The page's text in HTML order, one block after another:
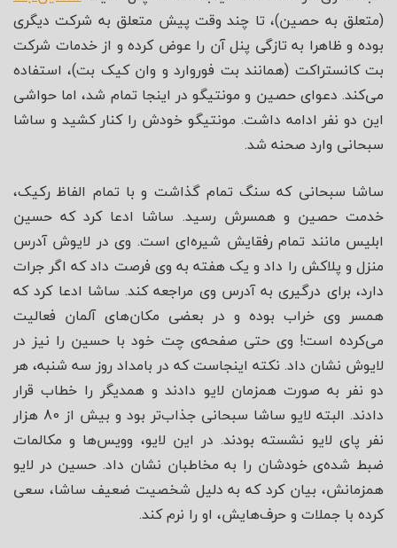
(متعلق به حصین)، تا چند وقت پیش متعلق به شرکت دیگری
بوده و ظاهرا به تازگی پنل آن را عوض کرده و از خدمات شرکت
بت کانستراکت (همانند بت فوروارد و وان کیک بت)، استفاده
می‌کند. دعوای حصین و مونتیگو در اینجا تمام شد، اما حواشی
این دو نفر ادامه داشت. مونتیگو خودش را کنار کشید و ساشا
سبحانی وارد صحنه شد.
ساشا سبحانی که سنگ تمام گذاشت و با تمام الفاظ رکیک،
خدمت حصین و همسرش رسید. ساشا ادعا کرد که حسین
ابلیس مانند تمام رفقایش شیره‌ای است. وی در لایوش آدرس
منزل و پلاکش را داد و یک هفته به وی فرصت داد که اگر جرات
دارد، برای درگیری به آدرس وی مراجعه کند. ساشا ادعا کرد که
همسر وی خراب بوده و در بعضی مکان‌های آلمان فعالیت
می‌کرده است! وی حتی صفحه‌ی چت خود با حسین را نیز در
لایوش نشان داد. نکته اینجاست که در بامداد روز سه شنبه، هر
دو نفر به صورت همزمان لایو دادند و همدیگر را خطاب قرار
دادند. البته لایو ساشا سبحانی جذاب‌تر بود و بیش از 80 هزار
نفر پای لایو نشسته بودند. در این لایو، وویس‌ها و مکالمات
ضبط شده‌ی خودشان را به مخاطبان نشان داد. حسین در لایو
همزمانش، بیان کرد که به دلیل شخصیت ضعیف ساشا، سعی
کرده با جملات و حرف‌هایش، او را نرم کند.